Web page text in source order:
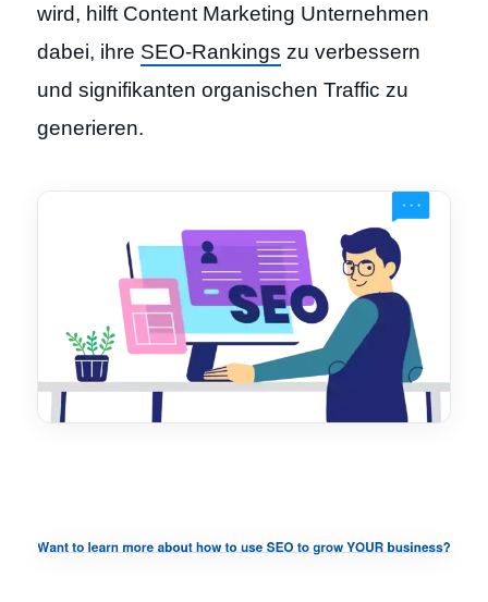
wird, hilft Content Marketing Unternehmen
dabei, ihre SEO-Rankings zu verbessern
und signifikanten organischen Traffic zu
generieren.